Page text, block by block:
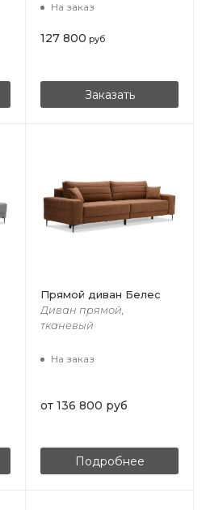
На заказ
127 800 руб
Заказать
Прямой диван Белес
Диван прямой,
тканевый
На заказ
от 136 800 руб
Подробнее